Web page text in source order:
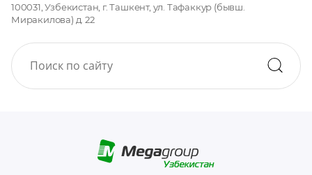
100031, Узбекистан, г. Ташкент, ул. Тафаккур (бывш.
Миракилова) д. 22